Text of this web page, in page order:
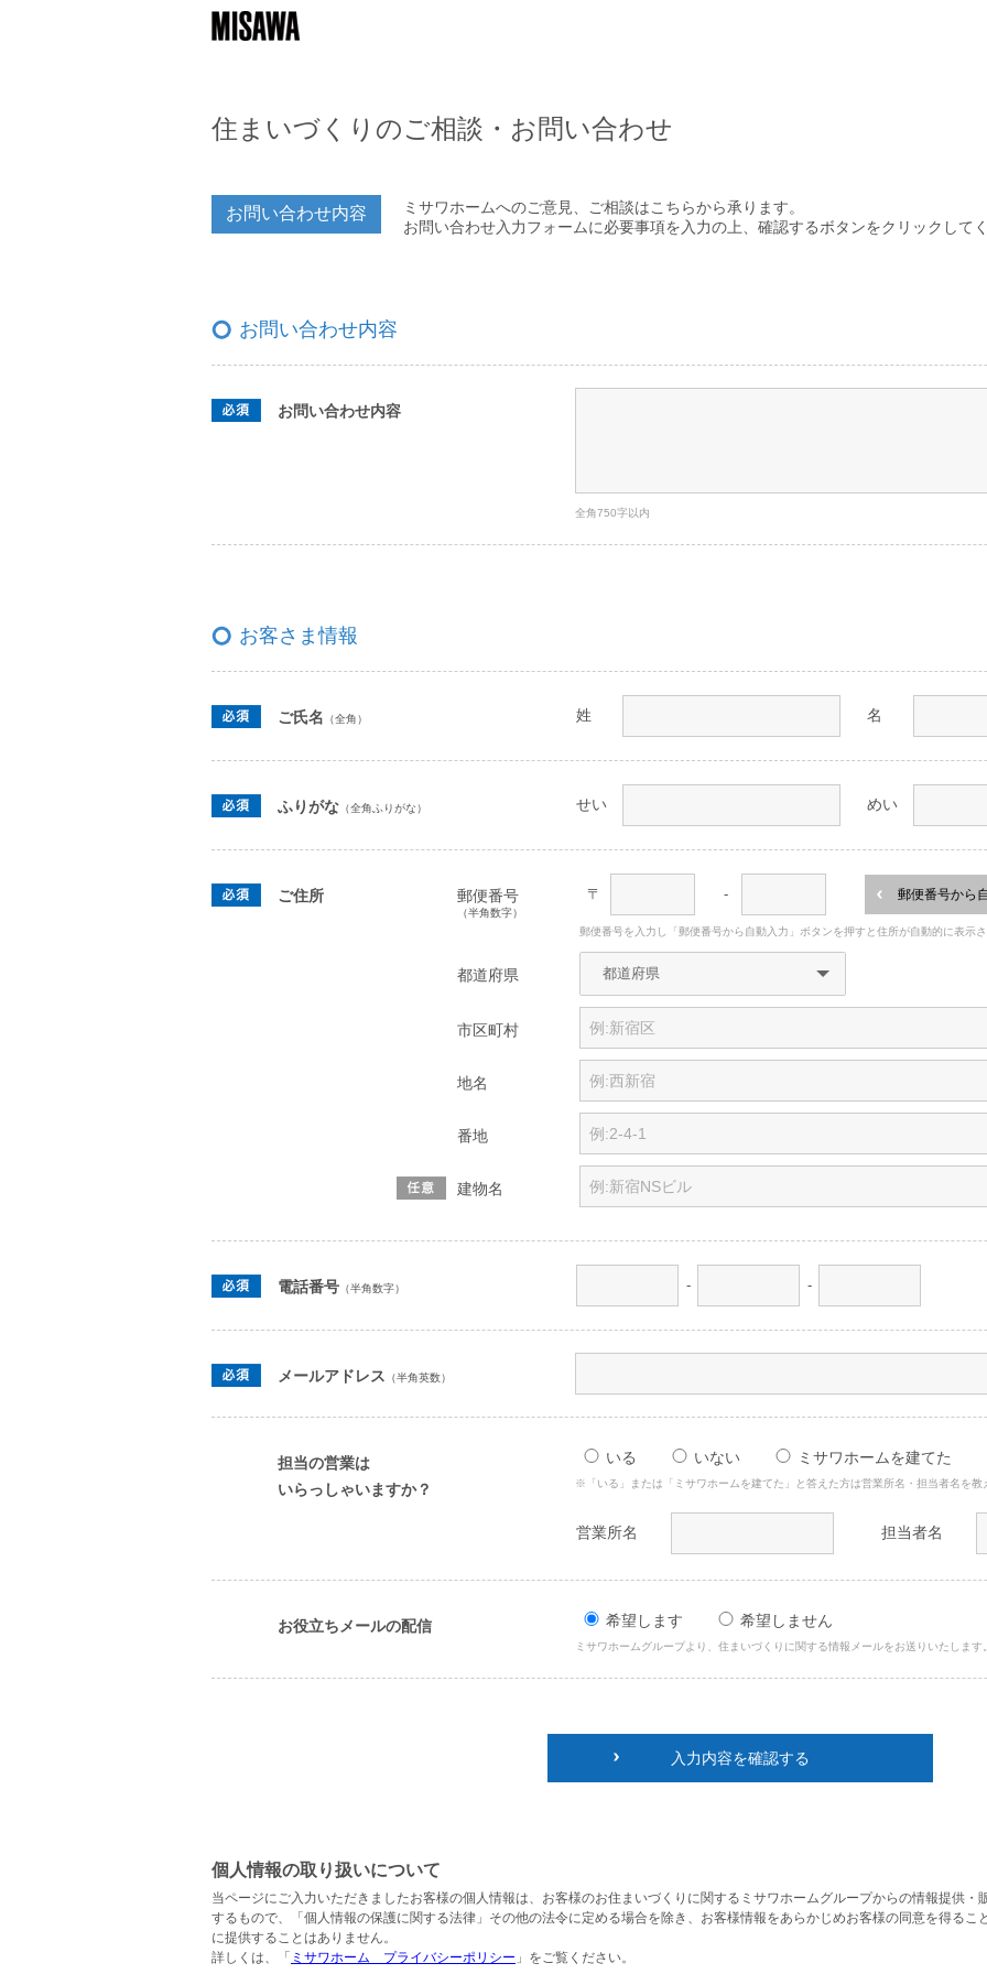
住まいづくりのご相談・お問い合わせ
お問い合わせ内容
ミサワホームへのご意見、ご相談はこちらから承ります。
お問い合わせ入力フォームに必要事項を入力の上、確認するボタンをクリックしてく
お問い合わせ内容
お問い合わせ内容
全角750字以内
お客さま情報
ご氏名 （全角） 姓 名
ふりがな （全角ふりがな） せい めい
ご住所 郵便番号
（半角数字）
〒 - 郵便番号から
郵便番号を入力し「郵便番号から自動入力」ボタンを押すと住所が自動的に表示さ
都道府県
市区町村
地名
番地
建物名
電話番号 （半角数字） - -
メールアドレス （半角英数）
担当の営業は
いらっしゃいますか？
いる いない ミサワホームを建てた
※「いる」または「ミサワホームを建てた」と答えた方は営業所名・担当者名を教
営業所名 担当者名
お役立ちメールの配信 希望します 希望しません
ミサワホームグループより、住まいづくりに関する情報メールをお送りいたします。
入力内容を確認する
個人情報の取り扱いについて
当ページにご入力いただきましたお客様の個人情報は、お客様のお住まいづくりに関するミサワホームグループからの情報提供・
するもので、「個人情報の保護に関する法律」その他の法令に定める場合を除き、お客様情報をあらかじめお客様の同意を得るこ
に提供することはありません。
詳しくは、「 ミサワホーム プライバシーポリシー 」をご覧ください。